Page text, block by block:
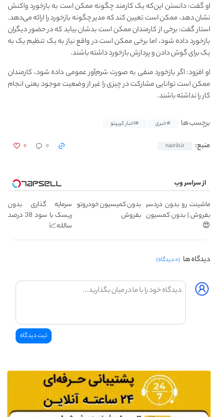
او گفت: دانستن این‌که یک کارمند چگونه ممکن است به بازخورد واکنش
نشان دهد، ممکن است تعیین کند که مدیر چگونه بازخورد را ارائه می‌دهد.
استار گفت: برخی از کارمندان ممکن است بدشان بیاید که در حضور دیگران
بازخورد داده شود، اما برخی ممکن است در واقع نیاز به یک تنظیم یک به
یک برای گوش دادن و پردازش بازخورد داشته باشند.
او افزود: اگر بازخورد منفی به صورت شرم‌آور عمومی داده شود، کارمندان
ممکن است توانایی مشارکت در چیزی را غیر از وضعیت موجود یعنی انجام
کار را نداشته باشند.
برچسب ها #خبری #اخبار کریپتو
منبع: naorib.ir ۰ ۰
از سراسر وب
ماشینت رو بدون دردسر
بفروش | بدون کمسیون
😍
بدون کمیسیون خودروتو
بفروش
سرمایه گذاری بدون
ریسک با سود 38 درصد
سالانه📈
دیدگاه ها (۰ دیدگاه)